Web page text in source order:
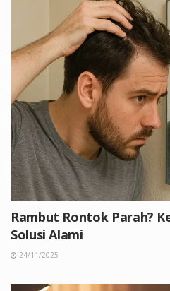
Rambut Rontok Parah?
Solusi Alami
24/11/2025